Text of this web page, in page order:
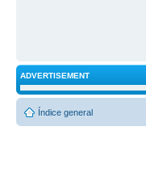
ADVERTISEMENT
Índice general